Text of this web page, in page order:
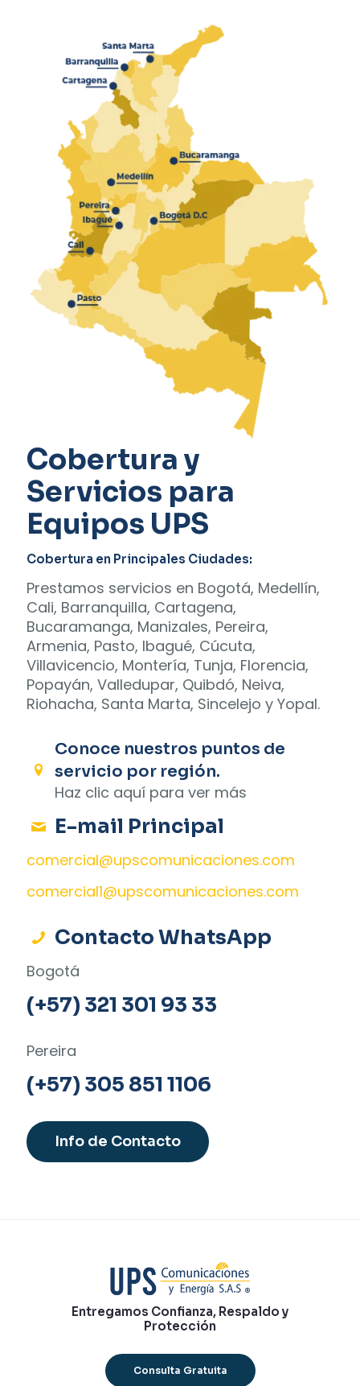
Cobertura y
Servicios para
Equipos UPS
Cobertura en Principales Ciudades:
Prestamos servicios en Bogotá, Medellín,
Cali, Barranquilla, Cartagena,
Bucaramanga, Manizales, Pereira,
Armenia, Pasto, Ibagué, Cúcuta,
Villavicencio, Montería, Tunja, Florencia,
Popayán, Valledupar, Quibdó, Neiva,
Riohacha, Santa Marta, Sincelejo y Yopal.
Conoce nuestros puntos de
servicio por región.
Haz clic aquí para ver más
E-mail Principal
comercial@upscomunicaciones.com
comercial1@upscomunicaciones.com
Contacto WhatsApp
Bogotá
(+57) 321 301 93 33
Pereira
(+57) 305 851 1106
Info de Contacto
Entregamos Confianza, Respaldo y
Protección
Consulta Gratuita